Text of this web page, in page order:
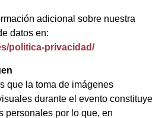
adicional sobre nuestra
datos en:
politica-privacidad/
que la toma de imágenes
durante el evento constituye
personales por lo que, en